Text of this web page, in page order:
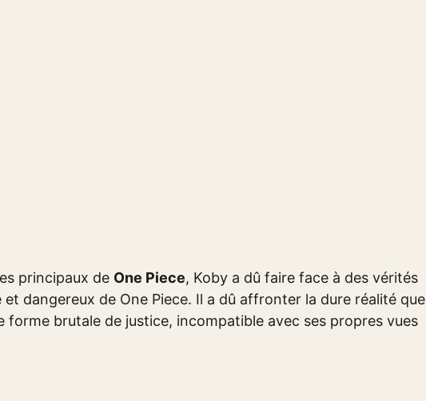
principaux de One Piece, Koby a dû faire face à des vérités
dangereux de One Piece. Il a dû affronter la dure réalité que
forme brutale de justice, incompatible avec ses propres vues